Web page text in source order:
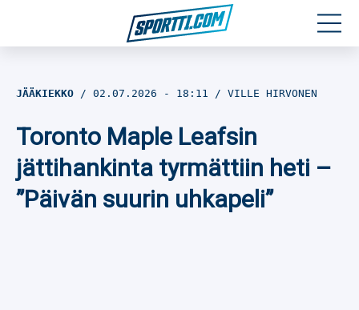
Jalkapallo
Yleisurheilu
JÄÄKIEKKO 02.07.2026 - 18:11 VILLE HIRVONEN
Toronto Maple Leafsin
jättihankinta tyrmättiin heti –
”Päivän suurin uhkapeli”